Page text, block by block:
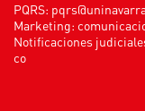
PQRS:
Marketing:
Notificaciones
co